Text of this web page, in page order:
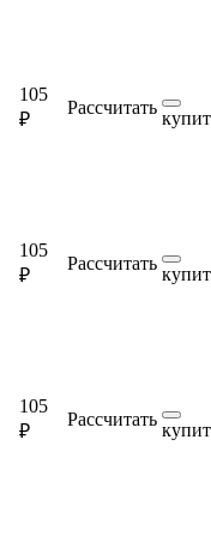
105
₽
Рассчитать
105
₽
Рассчитать
105
₽
Рассчитать